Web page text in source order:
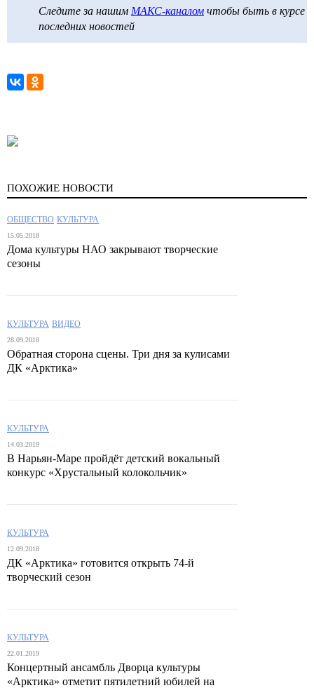
Следите за нашим МАКС-каналом чтобы быть в курсе
последних новостей
ПОХОЖИЕ НОВОСТИ
ОБЩЕСТВО КУЛЬТУРА
15.05.2018
Дома культуры НАО закрывают творческие
сезоны
КУЛЬТУРА ВИДЕО
28.09.2018
Обратная сторона сцены. Три дня за кулисами
ДК «Арктика»
КУЛЬТУРА
14.03.2019
В Нарьян-Маре пройдёт детский вокальный
конкурс «Хрустальный колокольчик»
КУЛЬТУРА
12.09.2018
ДК «Арктика» готовится открыть 74-й
творческий сезон
КУЛЬТУРА
22.01.2019
Концертный ансамбль Дворца культуры
«Арктика» отметит пятилетний юбилей на